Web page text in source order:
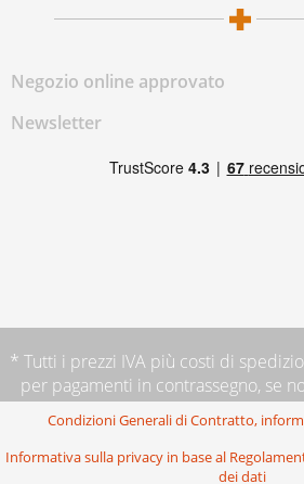
Negozio online approvato
Newsletter
* Tutti i prezzi IVA più costi di
per pagamenti in contrassegno, se
Condizioni Generali di Contratto,
Informativa sulla privacy in base al
dei dati